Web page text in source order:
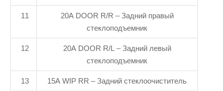
11
20A DOOR R/R – Задний правый
стеклоподъемник
12
20A DOOR R/L – Задний левый
стеклоподъемник
13 15A WIP RR – Задний стеклоочиститель